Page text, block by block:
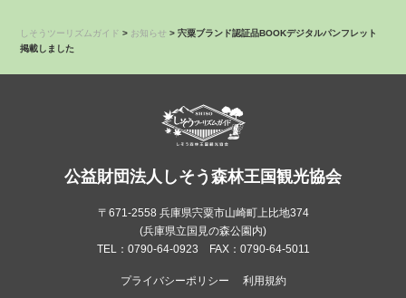
しそうツーリズムガイド > お知らせ >宍粟ブランド認証品BOOKデジタルパンフレット
掲載しました
公益財団法人しそう森林王国観光協会
〒671-2558 兵庫県宍粟市山崎町上比地374
(兵庫県立国見の森公園内)
TEL：0790-64-0923 FAX：0790-64-5011
プライバシーポリシー 利用規約